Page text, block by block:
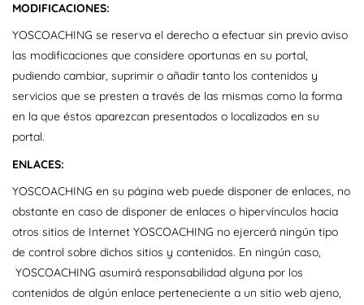
MODIFICACIONES:
YOSCOACHING se reserva el derecho a efectuar sin previo aviso
las modificaciones que considere oportunas en su portal,
pudiendo cambiar, suprimir o añadir tanto los contenidos y
servicios que se presten a través de las mismas como la forma
en la que éstos aparezcan presentados o localizados en su
portal.
ENLACES:
YOSCOACHING en su página web puede disponer de enlaces, no
obstante en caso de disponer de enlaces o hipervínculos hacia
otros sitios de Internet YOSCOACHING no ejercerá ningún tipo
de control sobre dichos sitios y contenidos. En ningún caso,
YOSCOACHING asumirá responsabilidad alguna por los
contenidos de algún enlace perteneciente a un sitio web ajeno,